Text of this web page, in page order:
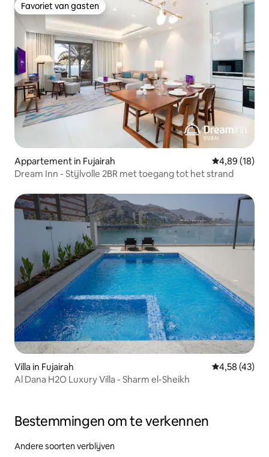
Favoriet van gasten
Favoriet van gasten
Appartement in Fujairah Gemiddelde
4,89 (18)
Dream Inn - Stijlvolle 2BR met toegang tot het strand
Villa in Fujairah Gemiddelde
4,58 (43)
Al Dana H2O Luxury Villa - Sharm el-Sheikh
Bestemmingen om te verkennen
Andere soorten verblijven